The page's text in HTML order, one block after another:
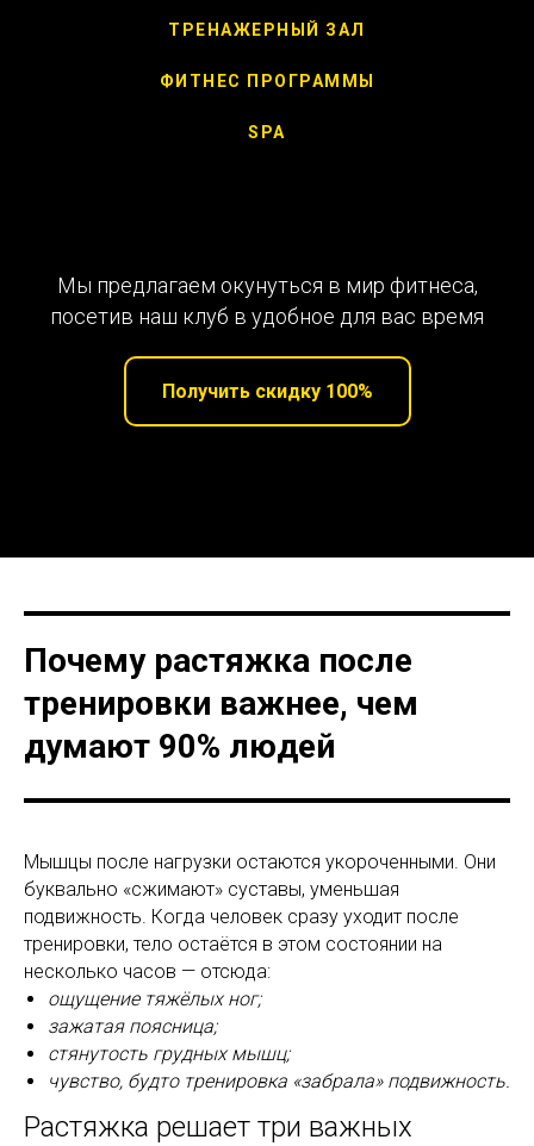
ТРЕНАЖЕРНЫЙ ЗАЛ
ФИТНЕС ПРОГРАММЫ
SPA
Мы предлагаем окунуться в мир фитнеса,
посетив наш клуб в удобное для вас время
Получить скидку 100%
Почему растяжка после
тренировки важнее, чем
думают 90% людей
Мышцы после нагрузки остаются укороченными. Они
буквально «сжимают» суставы, уменьшая
подвижность. Когда человек сразу уходит после
тренировки, тело остаётся в этом состоянии на
несколько часов — отсюда:
ощущение тяжёлых ног;
зажатая поясница;
стянутость грудных мышц;
чувство, будто тренировка «забрала» подвижность.
Растяжка решает три важных